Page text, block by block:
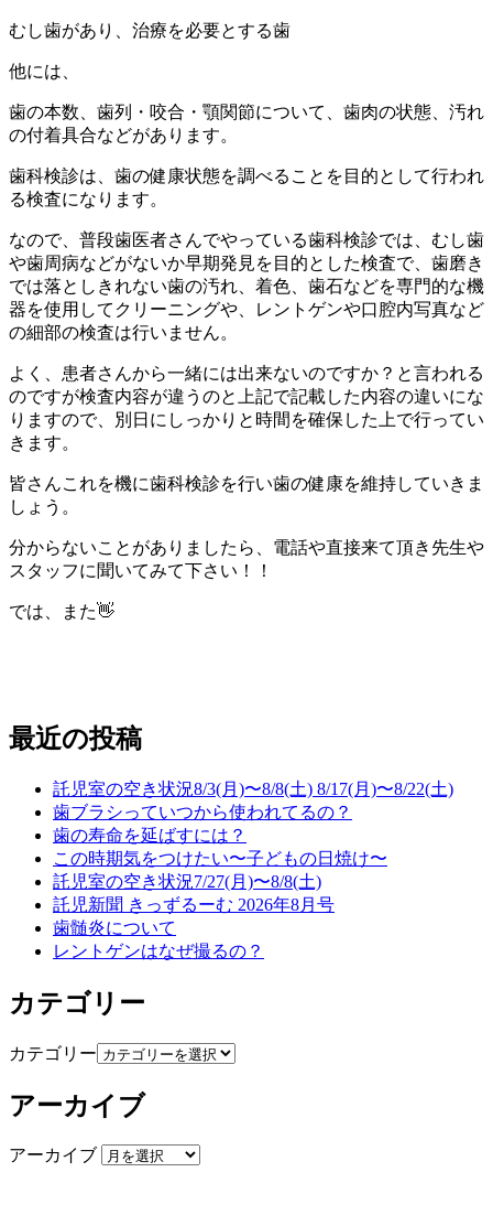
むし歯があり、治療を必要とする歯
他には、
歯の本数、歯列・咬合・顎関節について、歯肉の状態、汚れ
の付着具合などがあります。
歯科検診は、歯の健康状態を調べることを目的として行われ
る検査になります。
なので、普段歯医者さんでやっている歯科検診では、むし歯
や歯周病などがないか早期発見を目的とした検査で、歯磨き
では落としきれない歯の汚れ、着色、歯石などを専門的な機
器を使用してクリーニングや、レントゲンや口腔内写真など
の細部の検査は行いません。
よく、患者さんから一緒には出来ないのですか？と言われる
のですが検査内容が違うのと上記で記載した内容の違いにな
りますので、別日にしっかりと時間を確保した上で行ってい
きます。
皆さんこれを機に歯科検診を行い歯の健康を維持していきま
しょう。
分からないことがありましたら、電話や直接来て頂き先生や
スタッフに聞いてみて下さい！！
では、また👋
最近の投稿
託児室の空き状況8/3(月)〜8/8(土) 8/17(月)〜8/22(土)
歯ブラシっていつから使われてるの？
歯の寿命を延ばすには？
この時期気をつけたい〜子どもの日焼け〜
託児室の空き状況7/27(月)〜8/8(土)
託児新聞 きっずるーむ 2026年8月号
歯髄炎について
レントゲンはなぜ撮るの？
カテゴリー
カテゴリー
アーカイブ
アーカイブ